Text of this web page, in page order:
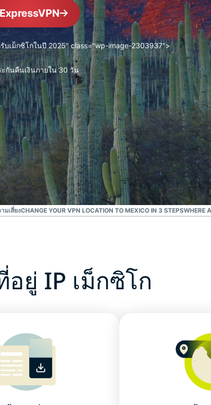
ความเป็นส่วน
มือ
ละเฝ้า
ที่ทรง
อม
อลบ
บเม็กซิโกในปี 2025" class="wp-image-2303937">
กันคืนเงินภายใน 30 วัน
มเสี่ยงCHANGE YOUR VPN LOCATION TO MEXICO IN 3 STEPSWHERE
ยู่ IP เม็กซิโก